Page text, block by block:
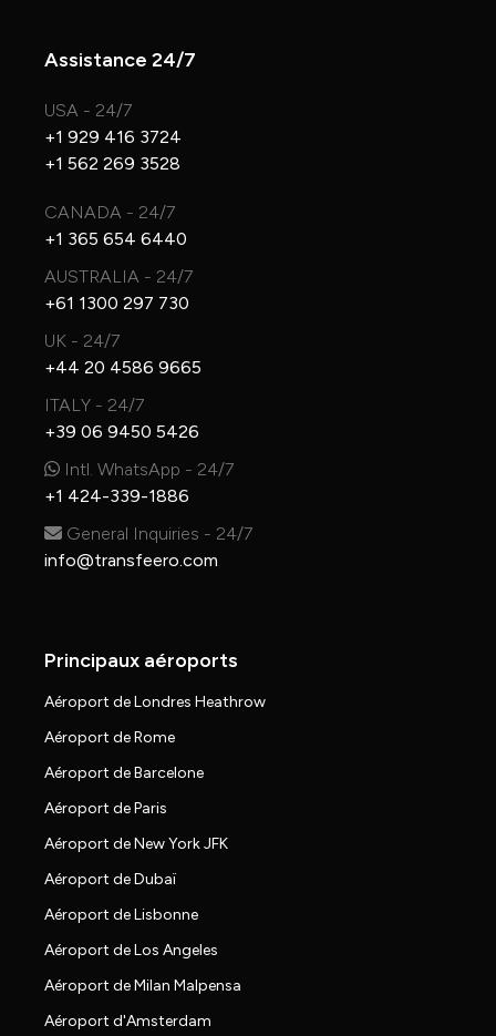
Assistance 24/7
USA - 24/7
+1 929 416 3724
+1 562 269 3528
CANADA - 24/7
+1 365 654 6440
AUSTRALIA - 24/7
+61 1300 297 730
UK - 24/7
+44 20 4586 9665
ITALY - 24/7
+39 06 9450 5426
Intl. WhatsApp - 24/7
+1 424-339-1886
General Inquiries - 24/7
info@transfeero.com
Principaux aéroports
Aéroport de Londres Heathrow
Aéroport de Rome
Aéroport de Barcelone
Aéroport de Paris
Aéroport de New York JFK
Aéroport de Dubaï
Aéroport de Lisbonne
Aéroport de Los Angeles
Aéroport de Milan Malpensa
Aéroport d'Amsterdam